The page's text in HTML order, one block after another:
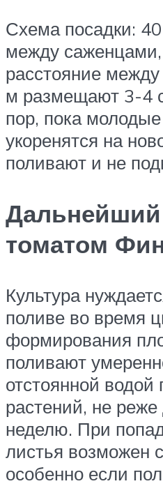
Схема посадки:
между
расстояние
м размещают 3-4
пор, пока молодые
укоренятся на
поливают и не
Дальнейший
томатом
Культура
поливе во время
формирования
поливают
отстоянной водой
растений, не реже
неделю. При
листья возможен
особенно если